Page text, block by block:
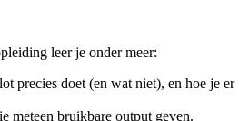
leer je onder meer:
precies doet (en wat niet), en hoe je er
meteen bruikbare output geven.